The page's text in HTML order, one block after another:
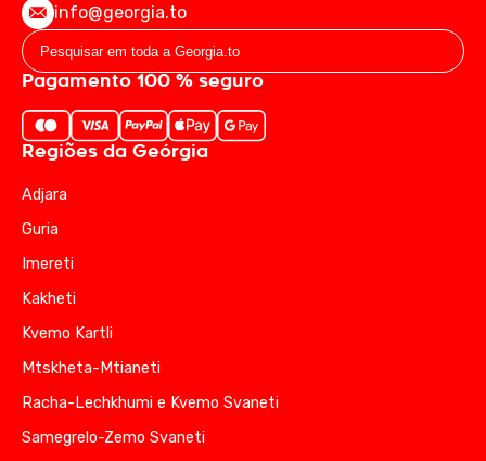
info@georgia.to
Pagamento 100 % seguro
Regiões da Geórgia
Adjara
Guria
Imereti
Kakheti
Kvemo Kartli
Mtskheta-Mtianeti
Racha-Lechkhumi e Kvemo Svaneti
Samegrelo-Zemo Svaneti